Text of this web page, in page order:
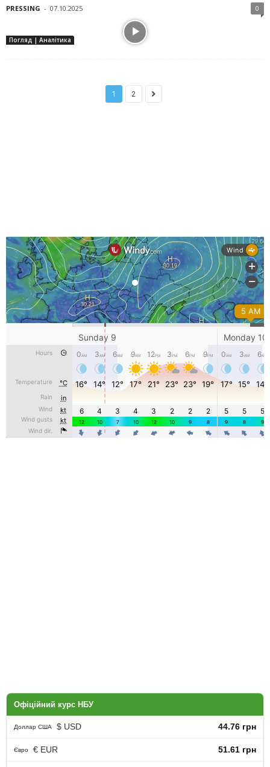
PRESSING - 07.10.2025 0
Погляд | Аналітика
1 2
Офіційний курс НБУ
Доллар США $ USD 44.76 грн
Євро € EUR 51.61 грн